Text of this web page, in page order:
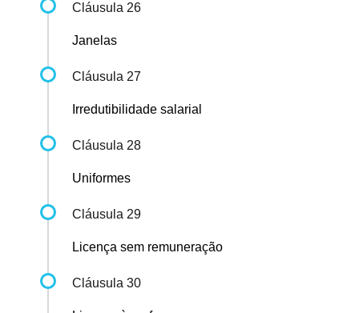
Cláusula 26
Janelas
Cláusula 27
Irredutibilidade salarial
Cláusula 28
Uniformes
Cláusula 29
Licença sem remuneração
Cláusula 30